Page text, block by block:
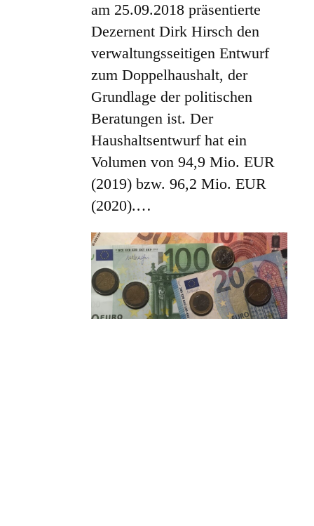
am 25.09.2018 präsentierte
Dezernent Dirk Hirsch den
verwaltungsseitigen Entwurf
zum Doppelhaushalt, der
Grundlage der politischen
Beratungen ist. Der
Haushaltsentwurf hat ein
Volumen von 94,9 Mio. EUR
(2019) bzw. 96,2 Mio. EUR
(2020).…